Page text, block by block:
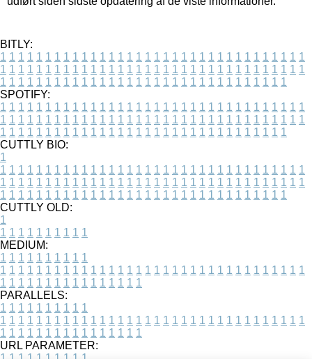
BITLY:
1 1 1 1 1 1 1 1 1 1 1 1 1 1 1 1 1 1 1 1 1 1 1 1 1 1 1 1 1 1 1 1 1 1
1 1 1 1 1 1 1 1 1 1 1 1 1 1 1 1 1 1 1 1 1 1 1 1 1 1 1 1 1 1 1 1 1 1
1 1 1 1 1 1 1 1 1 1 1 1 1 1 1 1 1 1 1 1 1 1 1 1 1 1 1 1 1 1 1 1
SPOTIFY:
1 1 1 1 1 1 1 1 1 1 1 1 1 1 1 1 1 1 1 1 1 1 1 1 1 1 1 1 1 1 1 1 1 1
1 1 1 1 1 1 1 1 1 1 1 1 1 1 1 1 1 1 1 1 1 1 1 1 1 1 1 1 1 1 1 1 1 1
1 1 1 1 1 1 1 1 1 1 1 1 1 1 1 1 1 1 1 1 1 1 1 1 1 1 1 1 1 1 1 1
CUTTLY BIO:
1
1 1 1 1 1 1 1 1 1 1 1 1 1 1 1 1 1 1 1 1 1 1 1 1 1 1 1 1 1 1 1 1 1 1
1 1 1 1 1 1 1 1 1 1 1 1 1 1 1 1 1 1 1 1 1 1 1 1 1 1 1 1 1 1 1 1 1 1
1 1 1 1 1 1 1 1 1 1 1 1 1 1 1 1 1 1 1 1 1 1 1 1 1 1 1 1 1 1 1 1
CUTTLY OLD:
1
1 1 1 1 1 1 1 1 1 1
MEDIUM:
1 1 1 1 1 1 1 1 1 1
1 1 1 1 1 1 1 1 1 1 1 1 1 1 1 1 1 1 1 1 1 1 1 1 1 1 1 1 1 1 1 1 1 1
1 1 1 1 1 1 1 1 1 1 1 1 1 1 1 1
PARALLELS:
1 1 1 1 1 1 1 1 1 1
1 1 1 1 1 1 1 1 1 1 1 1 1 1 1 1 1 1 1 1 1 1 1 1 1 1 1 1 1 1 1 1 1 1
1 1 1 1 1 1 1 1 1 1 1 1 1 1 1 1
URL PARAMETER: